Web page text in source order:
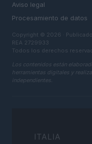
Aviso legal
Procesamiento de datos
Copyright © 2026 ·
REA 2729933
Todos los derechos
Los contenidos están
herramientas digitales y
independientes.
ITALIA